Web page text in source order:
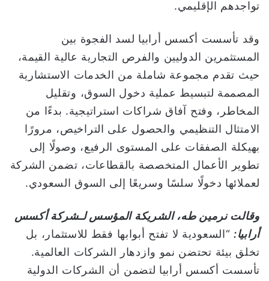
تواجدهم الإقليمي.
وقد تأسست أكسس أرابيا لسد الفجوة بين
المستثمرين الدوليين والفرص التجارية عالية القيمة،
حيث تقدم مجموعة شاملة من الخدمات الاستشارية
المصممة لتبسيط عملية دخول السوق، وتقليل
المخاطر، وفتح آفاق شراكات استراتيجية. بدءًا من
الامتثال التنظيمي والحصول على التراخيص، مرورًا
بهيكلة الصفقات على المستوى الرفيع، وصولًا إلى
تطوير الأعمال المتخصصة بالقطاعات، تضمن الشركة
لعملائها دخولًا سلسًا وسريعًا إلى السوق السعودي.
وقالت نرمين طه، الشريكة المؤسس لـشركة أكسس
أرابيا:“السعودية لا تفتح أبوابها فقط للاستثمار، بل
تخلق بيئة تحتضن نمو وازدهار الشركات العالمية.
تأسست أكسس أرابيا لتضمن أن الشركات الدولية